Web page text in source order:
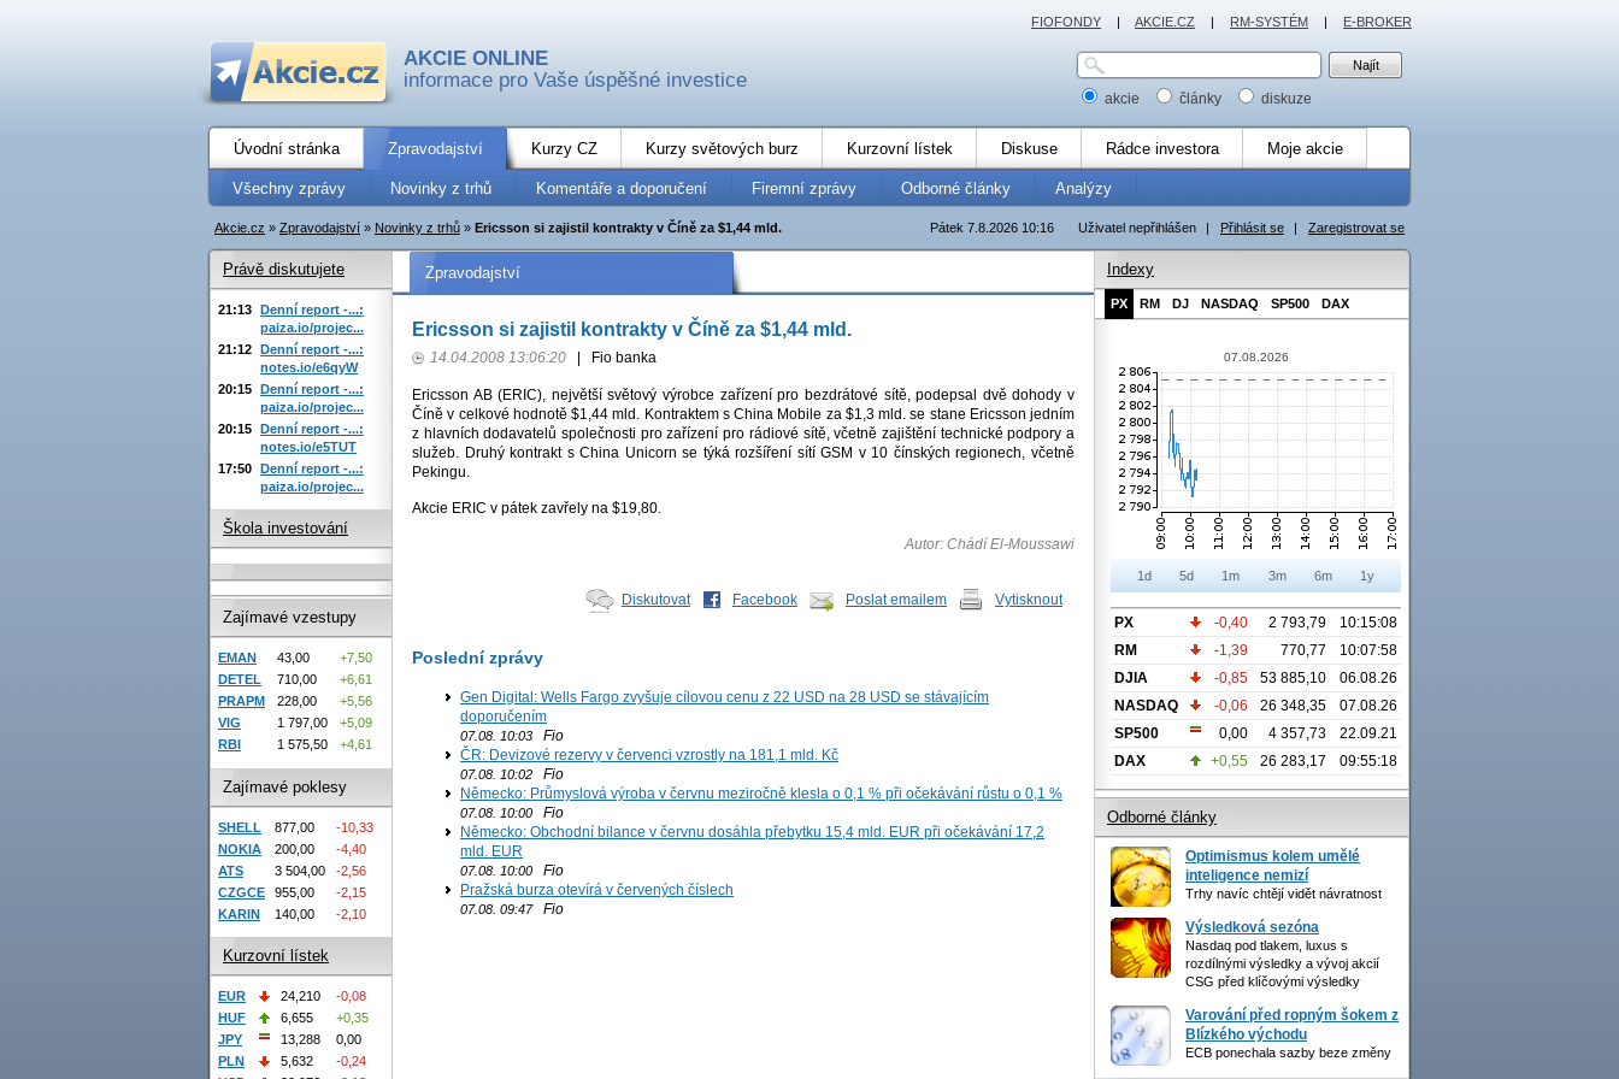
AKCIE ONLINE
informace pro Vaše úspěšné investice
akcie články diskuze
Úvodní stránka Zpravodajství Kurzy CZ Kurzy světových burz Kurzovní lístek Diskuse Rádce investora Moje akcie
Všechny zprávy Novinky z trhů Komentáře a doporučení Firemní zprávy Odborné články Analýzy
Uživatel nepřihlášen | Přihlásit se | Zaregistrovat se
Pátek 7.8.2026 10:16
Akcie.cz » Zpravodajství » Novinky z trhů » Ericsson si zajistil kontrakty v Číně za $1,44 mld.
Zpravodajství
Ericsson si zajistil kontrakty v Číně za $1,44 mld.
14.04.2008 13:06:20 Fio banka
Ericsson AB (ERIC), největší světový výrobce zařízení pro bezdrátové sítě, podepsal dvě dohody v
Číně v celkové hodnotě $1,44 mld. Kontraktem s China Mobile za $1,3 mld. se stane Ericsson jedním
z hlavních dodavatelů společnosti pro zařízení pro rádiové sítě, včetně zajištění technické podpory a
služeb. Druhý kontrakt s China Unicorn se týká rozšíření sítí GSM v 10 čínských regionech, včetně
Pekingu.
Akcie ERIC v pátek zavřely na $19,80.
Autor: Chádí El-Moussawi
Diskutovat Facebook Poslat emailem Vytisknout
Poslední zprávy
Gen Digital: Wells Fargo zvyšuje cílovou cenu z 22 USD na 28 USD se stávajícím
doporučením
07.08. 10:03 Fio
ČR: Devizové rezervy v červenci vzrostly na 181,1 mld. Kč
07.08. 10:02 Fio
Německo: Průmyslová výroba v červnu meziročně klesla o 0,1 % při očekávání růstu o 0,1 %
07.08. 10:00 Fio
Německo: Obchodní bilance v červnu dosáhla přebytku 15,4 mld. EUR při očekávání 17,2
mld. EUR
07.08. 10:00 Fio
Pražská burza otevírá v červených číslech
07.08. 09:47Fio
Právě diskutujete
21:13 Denní report -...:
paiza.io/projec...
21:12 Denní report -...:
notes.io/e6qyW
20:15 Denní report -...:
paiza.io/projec...
20:15 Denní report -...:
notes.io/e5TUT
17:50 Denní report -...:
paiza.io/projec...
Škola investování
Zajímavé vzestupy
EMAN 43,00
+7,50
DETEL
710,00
+6,61
PRAPM
228,00
+5,56
VIG
1 797,00
+5,09
RBI
1 575,50 +4,61
Zajímavé poklesy
SHELL 877,00
-10,33
NOKIA
200,00
-4,40
ATS
3 504,00
-2,56
CZGCE
955,00
-2,15
KARIN
140,00 -2,10
Kurzovní lístek
EUR 24,210
-0,08
HUF
6,655
+0,35
JPY
13,288
0,00
PLN
5,632
-0,24
Indexy
PX RM DJ NASDAQ SP500 DAX
07.08.2026
1d 5d 1m 3m 6m 1y
PX -0,40 2 793,79
10:15:08
RM
-1,39 770,77
10:07:58
DJIA
-0,85 53 885,10
06.08.26
NASDAQ
-0,06 26 348,35
07.08.26
SP500
0,00 4 357,73
22.09.21
DAX
+0,55 26 283,17 09:55:18
Odborné články
Optimismus kolem umělé
inteligence nemizí
Trhy navíc chtějí vidět návratnost
Výsledková sezóna
Nasdaq pod tlakem, luxus s
rozdílnými výsledky a vývoj akcií
CSG před klíčovými výsledky
Varování před ropným šokem z
Blízkého východu
ECB ponechala sazby beze změny
FIOFONDY | AKCIE.CZ | RM-SYSTÉM | E-BROKER